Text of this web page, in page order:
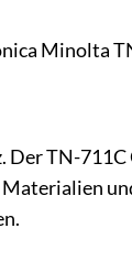
Minolta
TN-711C